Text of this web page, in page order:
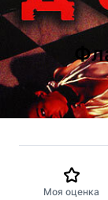
Моя оценка